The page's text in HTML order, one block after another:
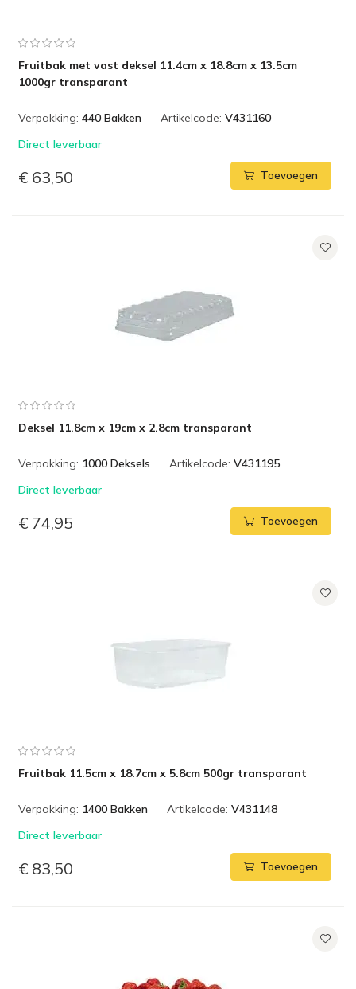
Fruitbak met vast deksel 11.4cm x 18.8cm x 13.5cm
1000gr transparant
Verpakking: 440 Bakken Artikelcode: V431160
Direct leverbaar
€ 63,50 Toevoegen
Deksel 11.8cm x 19cm x 2.8cm transparant
Verpakking: 1000 Deksels Artikelcode: V431195
Direct leverbaar
€ 74,95 Toevoegen
Fruitbak 11.5cm x 18.7cm x 5.8cm 500gr transparant
Verpakking: 1400 Bakken Artikelcode: V431148
Direct leverbaar
€ 83,50 Toevoegen